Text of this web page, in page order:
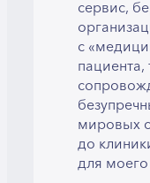
сервис,
с
пациента,
мировых
до
для